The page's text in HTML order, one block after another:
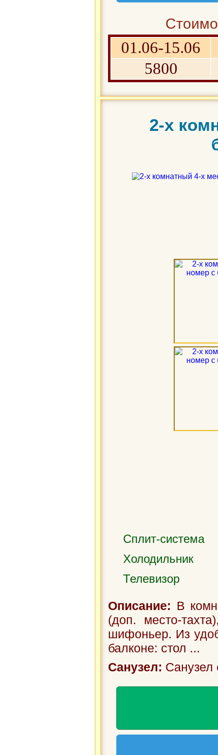
01.06-15.06
5800
2-х
Сплит-система
Холодильник
Телевизор
Описание: В
(доп. место-
шифоньер. Из
балконе: стол ...
Санузел: